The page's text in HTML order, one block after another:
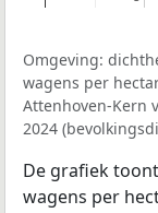
Omgeving:
wagens per
Attenhoven-Kern
2024
De grafiek
wagens per